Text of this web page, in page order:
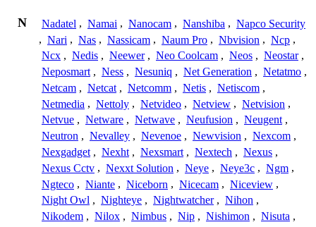
N Nadatel , Namai , Nanocam , Nanshiba , Napco Security
, Nari , Nas , Nassicam , Naum Pro , Nbvision , Ncp ,
Ncx , Nedis , Neewer , Neo Coolcam , Neos , Neostar ,
Neposmart , Ness , Nesuniq , Net Generation , Netatmo ,
Netcam , Netcat , Netcomm , Netis , Netiscom ,
Netmedia , Nettoly , Netvideo , Netview , Netvision ,
Netvue , Netware , Netwave , Neufusion , Neugent ,
Neutron , Nevalley , Nevenoe , Newvision , Nexcom ,
Nexgadget , Nexht , Nexsmart , Nextech , Nexus ,
Nexus Cctv , Nexxt Solution , Neye , Neye3c , Ngm ,
Ngteco , Niante , Niceborn , Nicecam , Niceview ,
Night Owl , Nighteye , Nightwatcher , Nihon ,
Nikodem , Nilox , Nimbus , Nip , Nishimon , Nisuta ,